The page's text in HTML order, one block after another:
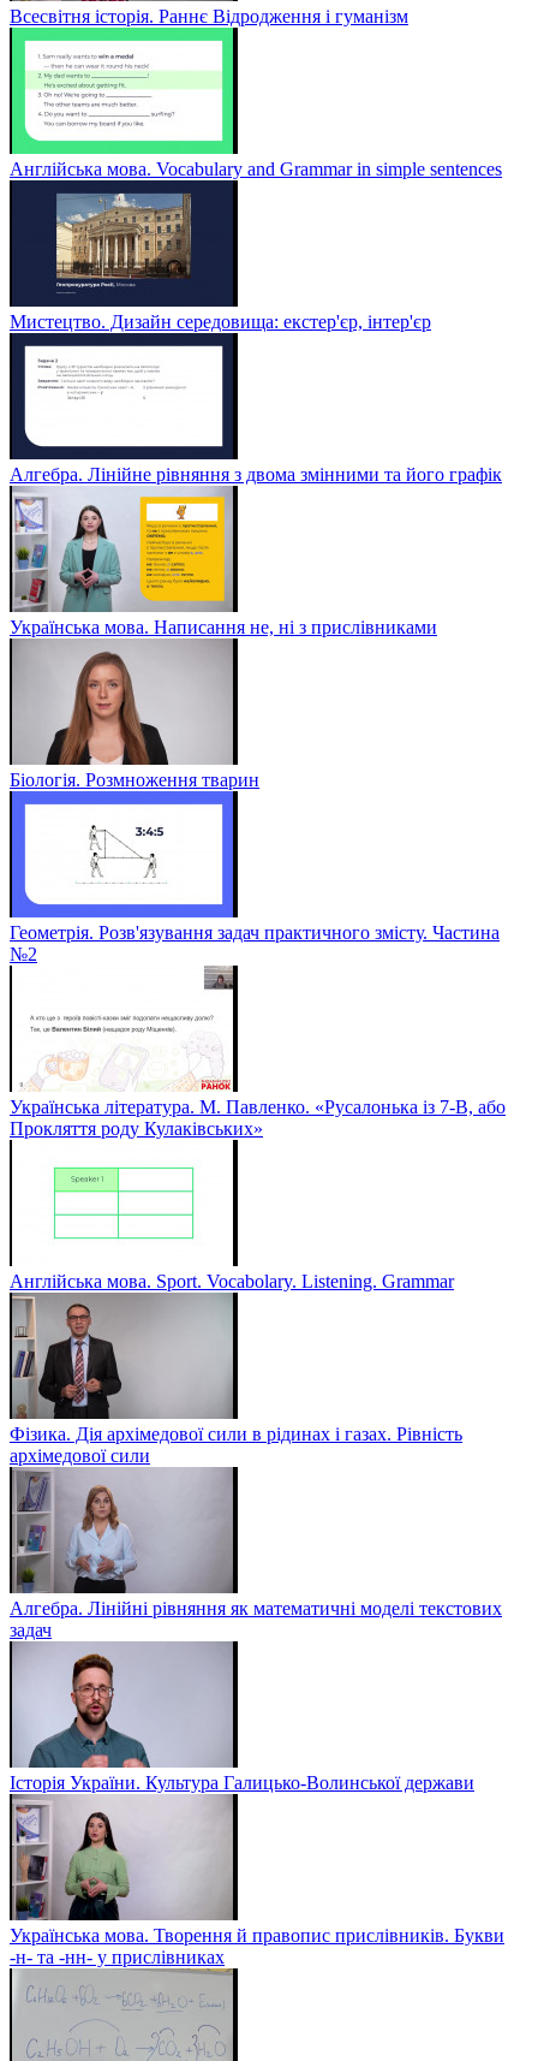
Всесвітня історія. Раннє Відродження і гуманізм
Англійська мова. Vocabulary and Grammar in simple sentences
Мистецтво. Дизайн середовища: екстер'єр, інтер'єр
Алгебра. Лінійне рівняння з двома змінними та його графік
Українська мова. Написання не, ні з прислівниками
Біологія. Розмноження тварин
Геометрія. Розв'язування задач практичного змісту. Частина
№2
Українська література. М. Павленко. «Русалонька із 7-В, або
Прокляття роду Кулаківських»
Англійська мова. Sport. Vocabolary. Listening. Grammar
Фізика. Дія архімедової сили в рідинах і газах. Рівність
архімедової сили
Алгебра. Лінійні рівняння як математичні моделі текстових
задач
Історія України. Культура Галицько-Волинської держави
Українська мова. Творення й правопис прислівників. Букви
-н- та -нн- у прислівниках